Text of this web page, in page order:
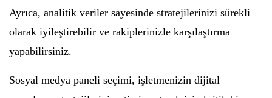
Ayrıca, analitik veriler sayesinde stratejilerinizi sürekli
olarak iyileştirebilir ve rakiplerinizle karşılaştırma
yapabilirsiniz.
Sosyal medya paneli seçimi, işletmenizin dijital